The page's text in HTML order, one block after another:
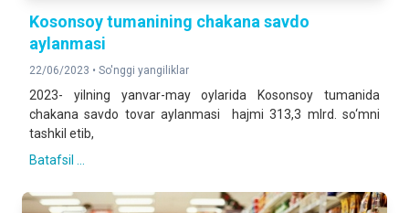
Kosonsoy tumanining chakana savdo
aylanmasi
22/06/2023 • So'nggi yangiliklar
2023- yilning yanvar-may oylarida Kosonsoy tumanida
chakana savdo tovar aylanmasi hajmi 313,3 mlrd. so‘mni
tashkil etib,
Batafsil ...